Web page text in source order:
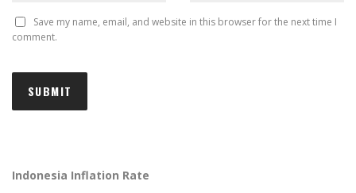
Save my name, email, and website in this browser for the next time I
comment.
Indonesia Inflation Rate